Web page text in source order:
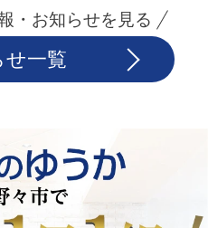
・お知らせを見る
せ一覧